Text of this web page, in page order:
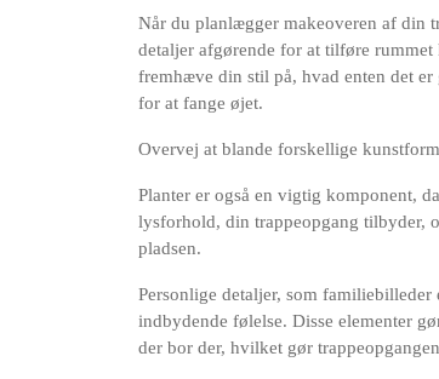
Når du planlægger makeoveren af din
detaljer afgørende for at tilføre
fremhæve din stil på, hvad enten det er
for at fange øjet.
Overvej at blande forskellige
Planter er også en vigtig komponent,
lysforhold, din trappeopgang tilbyder,
pladsen.
Personlige detaljer, som
indbydende følelse. Disse elementer
der bor der, hvilket gør